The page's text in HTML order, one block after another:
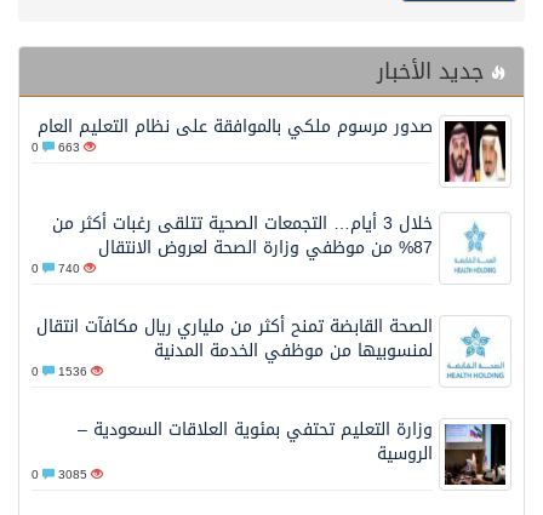
جديد الأخبار
صدور مرسوم ملكي بالموافقة على نظام التعليم العام
663
خلال 3 أيام… التجمعات الصحية تتلقى رغبات أكثر من
87% من موظفي وزارة الصحة لعروض الانتقال
740
الصحة القابضة تمنح أكثر من ملياري ريال مكافآت انتقال
لمنسوبيها من موظفي الخدمة المدنية
1536
وزارة التعليم تحتفي بمئوية العلاقات السعودية –
الروسية
3085